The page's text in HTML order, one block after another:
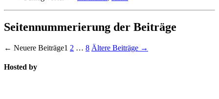
Seitennummerierung der Beiträge
← Neuere Beiträge1 2 … 8 Ältere Beiträge →
Hosted by